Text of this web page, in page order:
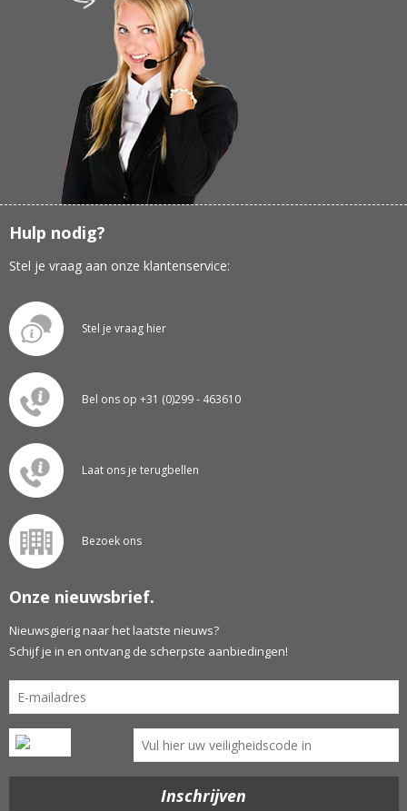
Hulp nodig?
Stel je vraag aan onze klantenservice:
Stel je vraag hier
Bel ons op +31 (0)299 - 463610
Laat ons je terugbellen
Bezoek ons
Onze nieuwsbrief.
Nieuwsgierig naar het laatste nieuws?
Schijf je in en ontvang de scherpste aanbiedingen!